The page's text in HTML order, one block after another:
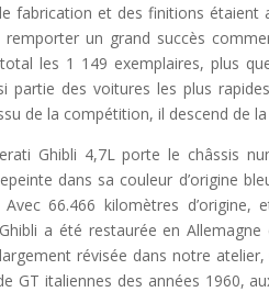
fabrication et des finitions étaient
remporter un grand succès
les 1 149 exemplaires, plus
partie des voitures les plus
de la compétition, il descend de la
Ghibli 4,7L porte le châssis
dans sa couleur d’origine
Avec 66.466 kilomètres
a été restaurée en
révisée dans notre
GT italiennes des années 1960,